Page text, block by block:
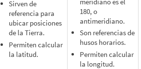
Sirven de
referencia para
ubicar posiciones
de la Tierra.
Permiten calcular
la latitud.
180, o
antimeridiano.
Son referencias de
husos horarios.
Permiten calcular
la longitud.